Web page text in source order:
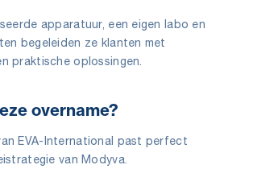
apparatuur, een eigen labo en
begeleiden ze klanten met
praktische oplossingen.
overname?
EVA-International past perfect
van Modyva.